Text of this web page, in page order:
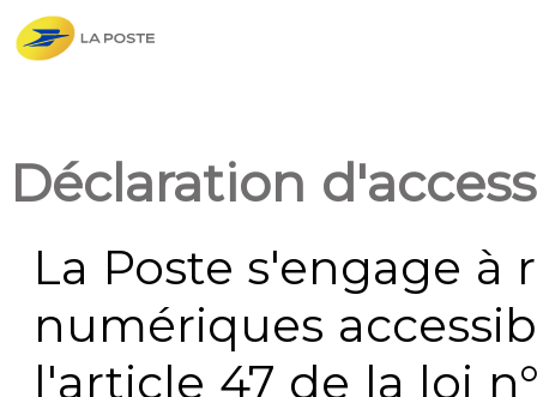
Déclaration
La Poste s'engage à
numériques
l'article 47 de la loi